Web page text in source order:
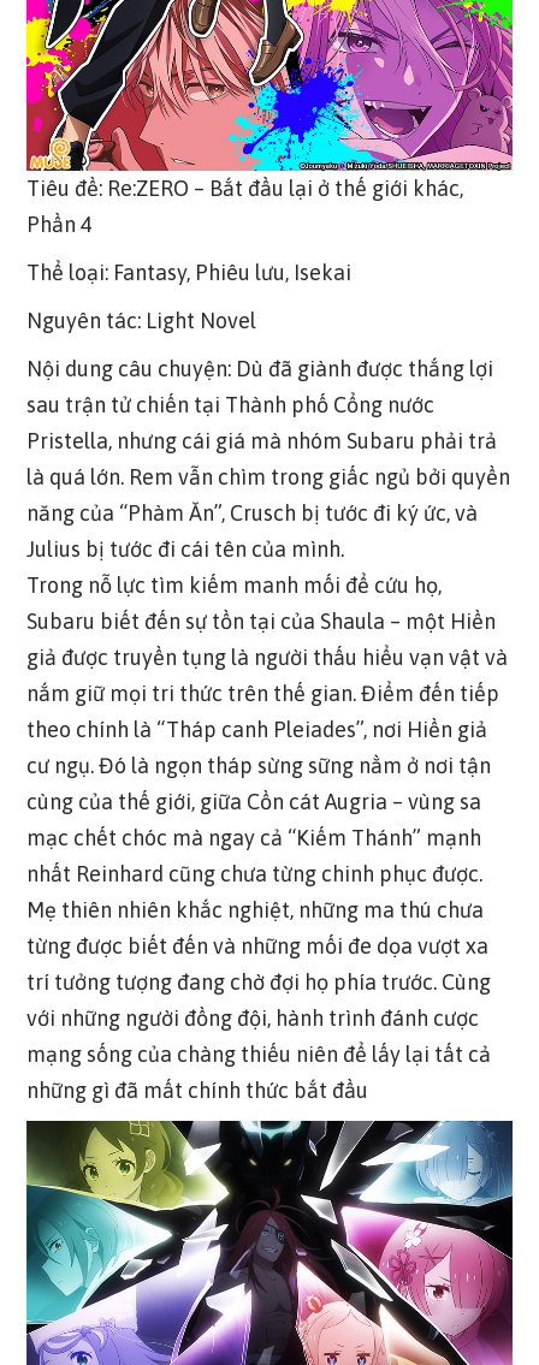
Tiêu đề: Re:ZERO – Bắt đầu lại ở thế giới khác,
Phần 4
Thể loại: Fantasy, Phiêu lưu, Isekai
Nguyên tác: Light Novel
Nội dung câu chuyện: Dù đã giành được thắng lợi
sau trận tử chiến tại Thành phố Cổng nước
Pristella, nhưng cái giá mà nhóm Subaru phải trả
là quá lớn. Rem vẫn chìm trong giấc ngủ bởi quyền
năng của “Phàm Ăn”, Crusch bị tước đi ký ức, và
Julius bị tước đi cái tên của mình.
Trong nỗ lực tìm kiếm manh mối để cứu họ,
Subaru biết đến sự tồn tại của Shaula – một Hiền
giả được truyền tụng là người thấu hiểu vạn vật và
nắm giữ mọi tri thức trên thế gian. Điểm đến tiếp
theo chính là “Tháp canh Pleiades”, nơi Hiền giả
cư ngụ. Đó là ngọn tháp sừng sững nằm ở nơi tận
cùng của thế giới, giữa Cồn cát Augria – vùng sa
mạc chết chóc mà ngay cả “Kiếm Thánh” mạnh
nhất Reinhard cũng chưa từng chinh phục được.
Mẹ thiên nhiên khắc nghiệt, những ma thú chưa
từng được biết đến và những mối đe dọa vượt xa
trí tưởng tượng đang chờ đợi họ phía trước. Cùng
với những người đồng đội, hành trình đánh cược
mạng sống của chàng thiếu niên để lấy lại tất cả
những gì đã mất chính thức bắt đầu